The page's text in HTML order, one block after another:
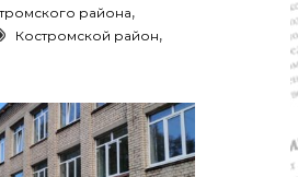
района,
Костромской район,